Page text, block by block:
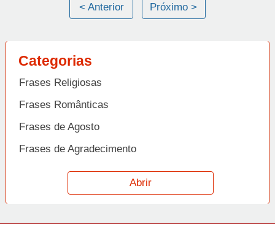
< Anterior Próximo >
Categorias
Frases Religiosas
Frases Românticas
Frases de Agosto
Frases de Agradecimento
Frases de Amizade
Frases de Amor
Abrir